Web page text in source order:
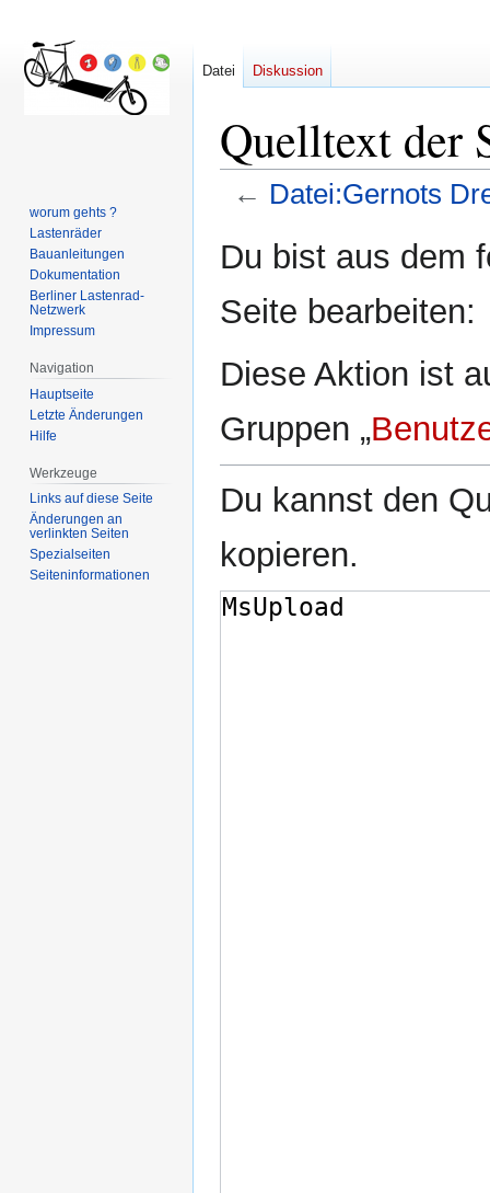
Quelltext der
← Datei:Gernots
Navigation
Suche
Du bist aus dem
Seite bearbeiten:
Diese Aktion ist
Gruppen „
Du kannst den
kopieren.
Datei Diskussion
worum gehts ?
Lastenräder
Bauanleitungen
Dokumentation
Berliner Lastenrad-
Netzwerk
Impressum
Navigation
Hauptseite
Letzte Änderungen
Hilfe
Werkzeuge
Links auf diese Seite
Änderungen an
verlinkten Seiten
Spezialseiten
Seiten­informationen